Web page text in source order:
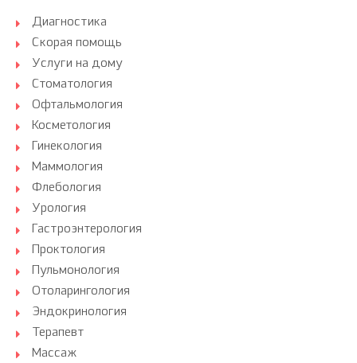
Диагностика
Скорая помощь
Услуги на дому
Стоматология
Офтальмология
Косметология
Гинекология
Маммология
Флебология
Урология
Гастроэнтерология
Проктология
Пульмонология
Отоларингология
Эндокринология
Терапевт
Массаж